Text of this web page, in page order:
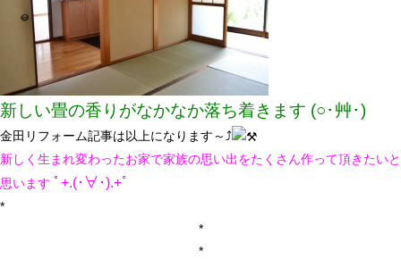
新しい畳の香りがなかなか落ち着きます (○･艸･)
金田リフォーム記事は以上になります～⤴
新しく生まれ変わったお家で家族の思い出をたくさん作って頂きたいと
思います ﾟ+.(･∀･).+ﾟ
*
*
*